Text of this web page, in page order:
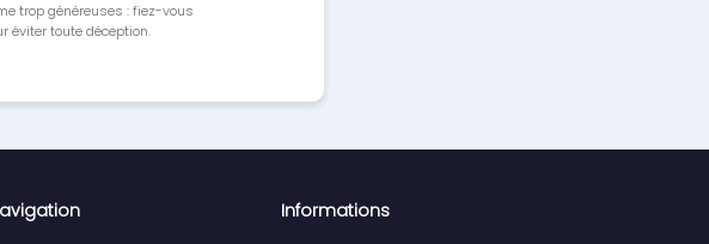
trop généreuses : fiez-vous
éviter toute déception.
Informations